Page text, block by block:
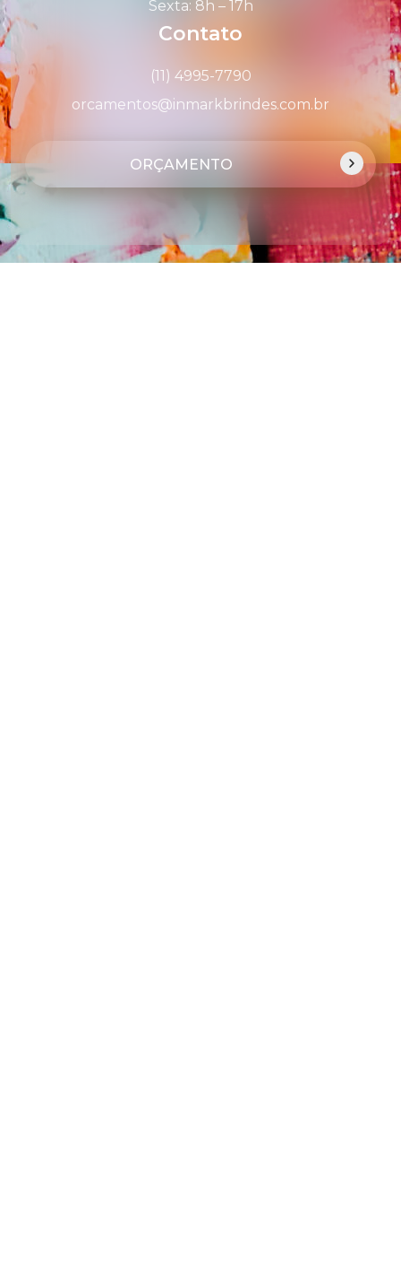
Sexta: 8h – 17h
Contato
(11) 4995-7790
orcamentos@inmarkbrindes.com.br
ORÇAMENTO